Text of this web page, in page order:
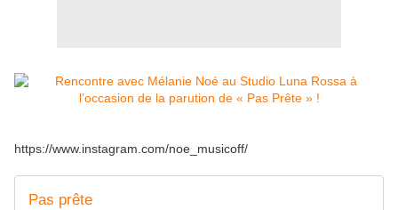
https://www.instagram.com/noe_musicoff/
Pas prête